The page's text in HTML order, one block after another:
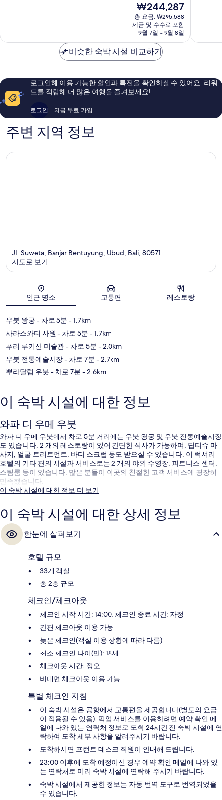
고
용
기
1,004
현
재
요
금
₩244,287
₩244,287
총 요금: ₩295,588
세금 및 수수료 포함
9월 7일 ~ 9월 8일
고
용
후
비슷한 숙박 시설 비교하기
로그인해 이용 가능한 할인과 특전을 확인하실 수 있어요. 리워
드를 적립해 더 많은 여행을 즐겨보세요!
로그인 지금 무료 가입
주변 지역 정보
지도
JI. Suweta, Banjar Bentuyung, Ubud, Bali, 80571
지도로 보기
인근 명소 교통편 레스토랑
우붓 왕궁 - 차로 5분 - 1.7km
사라스와티 사원 - 차로 5분 - 1.7km
푸리 루키산 미술관- 차로 5분 - 2.0km
우붓 전통예술시장- 차로 7분 - 2.7km
뿌라달럼 우붓 - 차로 7분 - 2.6km
이 숙박 시설에 대한 정보
와파 디 우메 우붓
와파 디 우메 우붓에서 차로 5분 거리에는 우붓 왕궁 및 우붓 전통예술시장
도 있습니다. 2 개의 레스토랑이 있어 간단한 식사가 가능하며, 딥티슈 마
사지, 얼굴 트리트먼트, 바디 스크럽 등도 받으실 수 있습니다. 이 럭셔리
호텔의 기타 편의 시설과 서비스로는 2 개의 야외 수영장, 피트니스 센터,
스팀룸 등이 있습니다. 많은 분들이 이곳의 친절한 고객 서비스에 굉장히
만족했습니다.
이 숙박 시설에 대한 정보 더 보기
이 숙박 시설에 대한 상세 정보
한눈에 살펴보기
호텔 규모
33개 객실
총 2층 규모
체크인/체크아웃
체크인 시작 시간: 14:00, 체크인 종료 시간: 자정
간편 체크아웃 이용 가능
늦은 체크인(객실 이용 상황에 따라 다름)
최소 체크인 나이(만): 18세
체크아웃 시간: 정오
비대면 체크아웃 이용 가능
특별 체크인 지침
이 숙박 시설은 공항에서 교통편을 제공합니다(별도의 요금
이 적용될 수 있음). 픽업 서비스를 이용하려면 예약 확인 메
일에 나와 있는 연락처 정보로 도착 24시간 전 숙박 시설에 연
락하여 도착 세부 사항을 알려주시기 바랍니다.
도착하시면 프런트 데스크 직원이 안내해 드립니다.
23:00 이후에 도착 예정이신 경우 예약 확인 메일에 나와 있
는 연락처로 미리 숙박 시설에 연락해 주시기 바랍니다.
숙박 시설에서 제공한 정보는 자동 번역 도구로 번역되었을
수 있습니다.